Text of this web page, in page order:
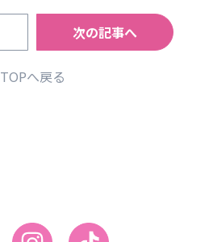
次の記事へ
TOPへ戻る